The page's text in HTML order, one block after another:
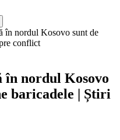
în nordul Kosovo sunt de
conflict
în nordul Kosovo
baricadele | Știri